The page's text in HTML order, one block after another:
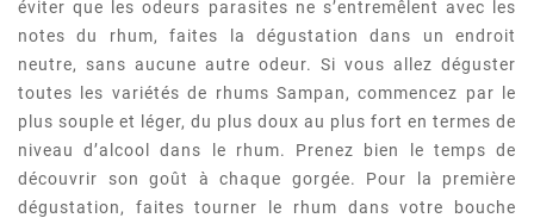
éviter que les odeurs parasites ne s’entremêlent avec les
notes du rhum, faites la dégustation dans un endroit
neutre, sans aucune autre odeur. Si vous allez déguster
toutes les variétés de rhums Sampan, commencez par le
plus souple et léger, du plus doux au plus fort en termes de
niveau d’alcool dans le rhum. Prenez bien le temps de
découvrir son goût à chaque gorgée. Pour la première
dégustation, faites tourner le rhum dans votre bouche